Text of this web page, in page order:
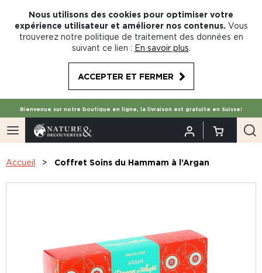
Nous utilisons des cookies pour optimiser votre
expérience utilisateur et améliorer nos contenus. Vous
trouverez notre politique de traitement des données en
suivant ce lien : En savoir plus
ACCEPTER ET FERMER
Bienvenue sur notre boutique en ligne, la livraison est gratuite en Suisse!
Accueil Coffret Soins du Hammam à l’Argan